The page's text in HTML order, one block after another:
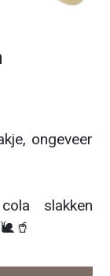
ongeveer
slakken